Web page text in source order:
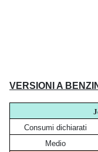
VERSIONI A
Consumi dichiarati
Medio